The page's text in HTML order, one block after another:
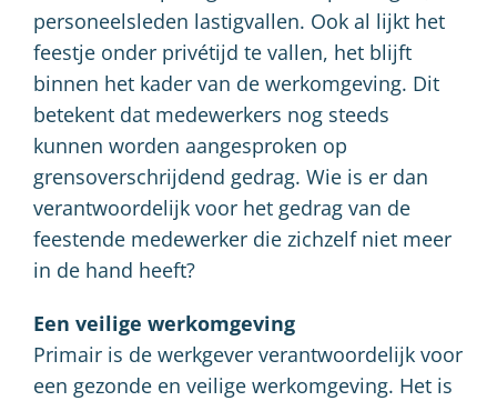
personeelsleden lastigvallen. Ook al lijkt het
feestje onder privétijd te vallen, het blijft
binnen het kader van de werkomgeving. Dit
betekent dat medewerkers nog steeds
kunnen worden aangesproken op
grensoverschrijdend gedrag. Wie is er dan
verantwoordelijk voor het gedrag van de
feestende medewerker die zichzelf niet meer
in de hand heeft?
Een veilige werkomgeving
Primair is de werkgever verantwoordelijk voor
een gezonde en veilige werkomgeving. Het is